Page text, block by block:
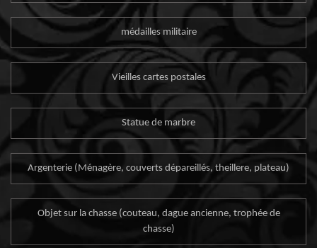
médailles militaire
Vieilles cartes postales
Statue de marbre
Argenterie (Ménagère, couverts dépareillés, theillere, plateau)
Objet sur la chasse (couteau, dague ancienne, trophée de
chasse)